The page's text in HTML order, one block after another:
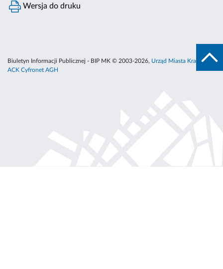
Wersja do druku
Biuletyn Informacji Publicznej - BIP MK © 2003-2026, Urząd Miasta Krakowa
ACK Cyfronet AGH